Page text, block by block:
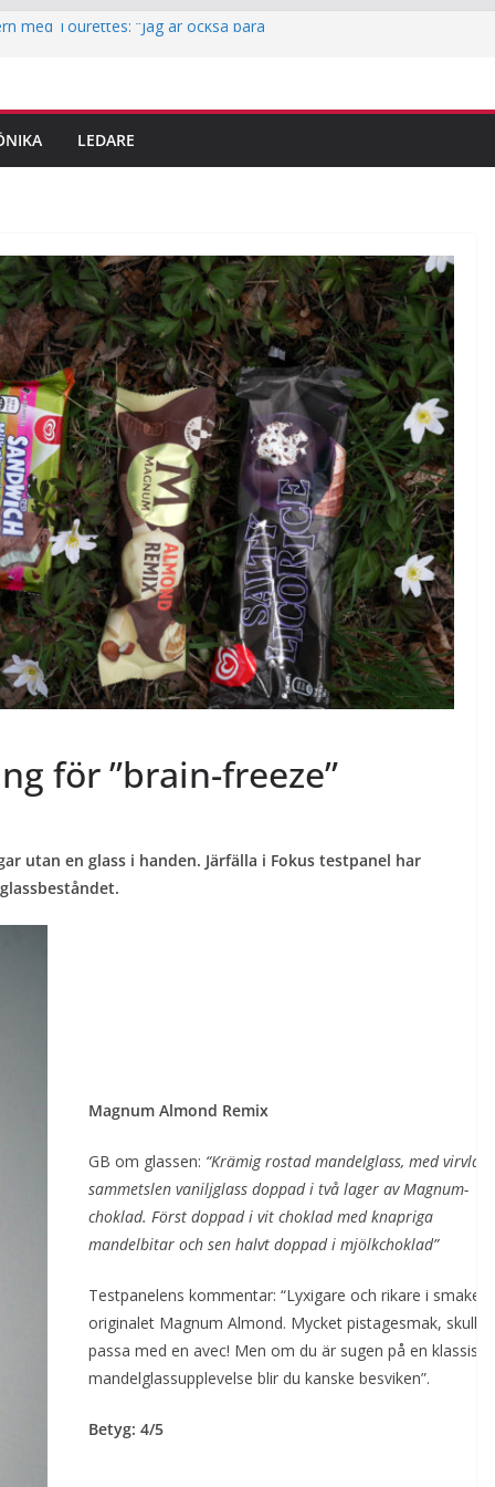
med Tourettes: “Jag är också bara
testar parkour
LEDARE
för ”brain-freeze”
utan en glass i handen. Järfälla i Fokus testpanel har
Magnum Almond Remix
GB om glassen: “​​Krämig rostad mandelglass, med virvlar
sammetslen vaniljglass doppad i två lager av Magnum-
choklad. Först doppad i vit choklad med knapriga
mandelbitar och sen halvt doppad i mjölkchoklad”
Testpanelens kommentar: “Lyxigare och rikare i smaken
originalet Magnum Almond. Mycket pistagesmak, skulle
passa med en avec! Men om du är sugen på en klassisk
mandelglassupplevelse blir du kanske besviken”.
Betyg: 4/5